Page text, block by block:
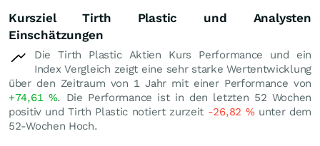
Kursziel Tirth Plastic und Analysten
Einschätzungen
Die Tirth Plastic Aktien Kurs Performance und ein
Index Vergleich zeigt eine sehr starke Wertentwicklung
über den Zeitraum von 1 Jahr mit einer Performance von
+74,61 %. Die Performance ist in den letzten 52 Wochen
positiv und Tirth Plastic notiert zurzeit -26,82 %unter dem
52-Wochen Hoch.